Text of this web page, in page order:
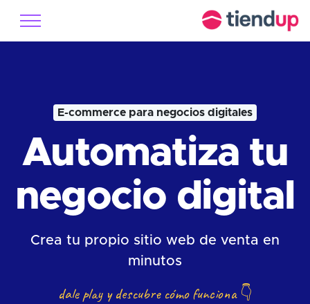
E-commerce para negocios digitales
Automatiza tu
negocio digital
Crea tu propio sitio web de venta en
minutos
dale play y descubre cómo funciona 👇